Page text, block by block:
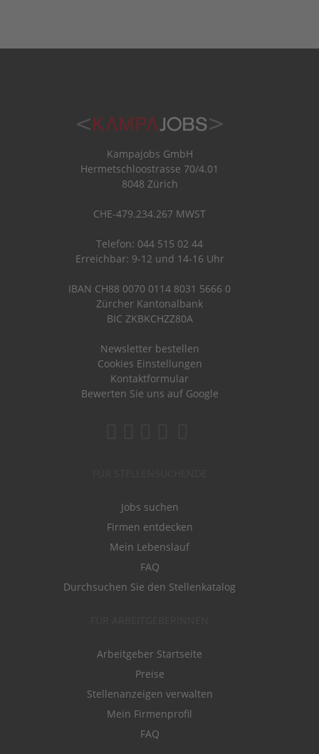
Kampajobs GmbH
Hermetschloostrasse 70/4.01
8048 Zürich
CHE-479.234.267 MWST
Telefon: 044 515 02 44
Erreichbar: 9-12 und 14-16 Uhr
IBAN CH88 0070 0114 8031 5666 0
Zürcher Kantonalbank
BIC ZKBKCHZZ80A
Newsletter bestellen
Cookies Einstellungen
Kontaktformular
Bewerten Sie uns auf Google
Jobs suchen
Firmen entdecken
Mein Lebenslauf
FAQ
Durchsuchen Sie den Stellenkatalog
Arbeitgeber Startseite
Preise
Stellenanzeigen verwalten
Mein Firmenprofil
FAQ